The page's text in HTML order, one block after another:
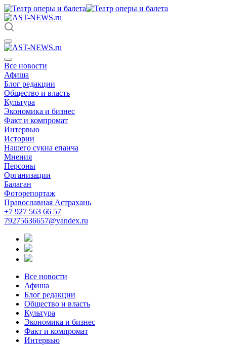
Все новости
Афиша
Блог редакции
Общество и власть
Культура
Экономика и бизнес
Факт и компромат
Интервью
Истории
Нашего сукна епанча
Мнения
Персоны
Организации
Балаган
Фоторепортаж
Православная Астрахань
+7 927 563 66 57
79275636657@yandex.ru
Все новости
Афиша
Блог редакции
Общество и власть
Культура
Экономика и бизнес
Факт и компромат
Интервью